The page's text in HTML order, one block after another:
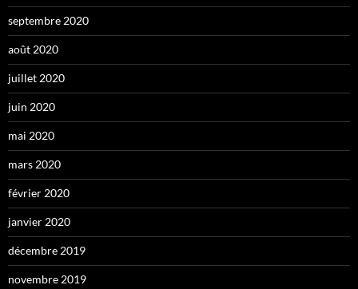
septembre 2020
août 2020
juillet 2020
juin 2020
mai 2020
mars 2020
février 2020
janvier 2020
décembre 2019
novembre 2019